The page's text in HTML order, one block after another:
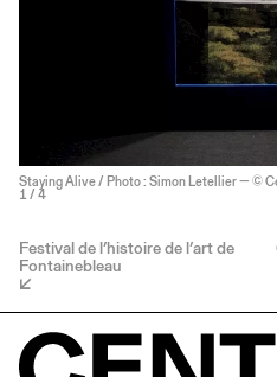
Staying Alive / Photo : Simon Letellier — ©
1 / 4
Festival de l’histoire de l’art de
Fontainebleau